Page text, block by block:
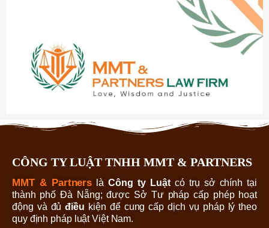
CÔNG TY LUẬT TNHH MMT & PARTNERS
MMT & Partners làCông ty Luậtcó trụ sở chính tại
thành phố Đà Nẵng; được Sở Tư pháp cấp phép hoạt
động và đủđiều kiện để cung cấp dịch vụ pháp lý theo
quy định pháp luật Việt Nam.